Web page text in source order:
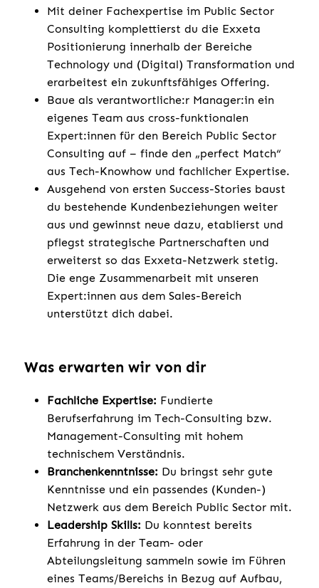
Mit deiner Fachexpertise im Public Sector
Consulting komplettierst du die Exxeta
Positionierung innerhalb der Bereiche
Technology und (Digital) Transformation und
erarbeitest ein zukunftsfähiges Offering.
Baue als verantwortliche:r Manager:in ein
eigenes Team aus cross-funktionalen
Expert:innen für den Bereich Public Sector
Consulting auf – finde den „perfect Match“
aus Tech-Knowhow und fachlicher Expertise.
Ausgehend von ersten Success-Stories baust
du bestehende Kundenbeziehungen weiter
aus und gewinnst neue dazu, etablierst und
pflegst strategische Partnerschaften und
erweiterst so das Exxeta-Netzwerk stetig.
Die enge Zusammenarbeit mit unseren
Expert:innen aus dem Sales-Bereich
unterstützt dich dabei.
Was erwarten wir von dir
Fachliche Expertise: Fundierte
Berufserfahrung im Tech-Consulting bzw.
Management-Consulting mit hohem
technischem Verständnis.
Branchenkenntnisse: Du bringst sehr gute
Kenntnisse und ein passendes (Kunden-)
Netzwerk aus dem Bereich Public Sector mit.
Leadership Skills: Du konntest bereits
Erfahrung in der Team- oder
Abteilungsleitung sammeln sowie im Führen
eines Teams/Bereichs in Bezug auf Aufbau,